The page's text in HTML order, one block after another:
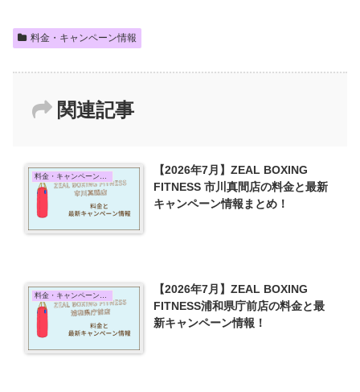
料金・キャンペーン情報
関連記事
【2026年7月】ZEAL BOXING
FITNESS 市川真間店の料金と最新
キャンペーン情報まとめ！
料金・キャンペーン情報
【2026年7月】ZEAL BOXING
FITNESS浦和県庁前店の料金と最
新キャンペーン情報！